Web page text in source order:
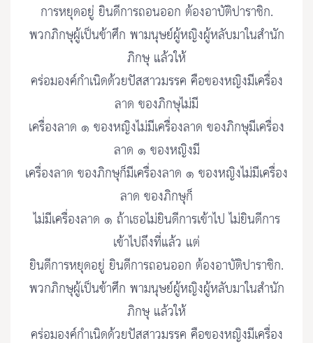
การหยุดอยู่ ยินดีการถอนออก ต้องอาบัติปาราชิก.
พวกภิกษุผู้เป็นข้าศึก พามนุษย์ผู้หญิงผู้หลับมาในสำนัก
ภิกษุ แล้วให้
คร่อมองค์กำเนิดด้วยปัสสาวมรรค คือของหญิงมีเครื่อง
ลาด ของภิกษุไม่มี
เครื่องลาด ๑ ของหญิงไม่มีเครื่องลาด ของภิกษุมีเครื่อง
ลาด ๑ ของหญิงมี
เครื่องลาด ของภิกษุก็มีเครื่องลาด ๑ ของหญิงไม่มีเครื่อง
ลาด ของภิกษุก็
ไม่มีเครื่องลาด ๑ ถ้าเธอไม่ยินดีการเข้าไป ไม่ยินดีการ
เข้าไปถึงที่แล้ว แต่
ยินดีการหยุดอยู่ ยินดีการถอนออก ต้องอาบัติปาราชิก.
พวกภิกษุผู้เป็นข้าศึก พามนุษย์ผู้หญิงผู้หลับมาในสำนัก
ภิกษุ แล้วให้
คร่อมองค์กำเนิดด้วยปัสสาวมรรค คือของหญิงมีเครื่อง